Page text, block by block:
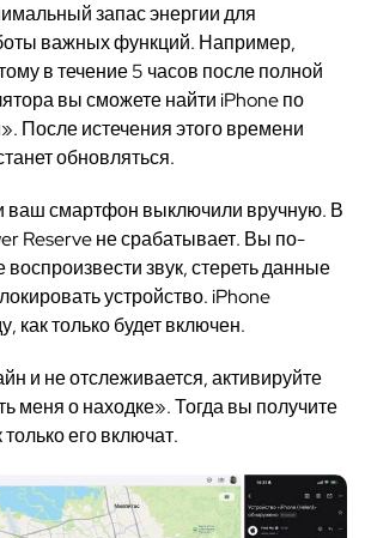
запас энергии для
важных функций. Например,
в течение 5 часов после полной
вы сможете найти iPhone по
После истечения этого времени
обновляться.
ваш смартфон выключили вручную. В
Reserve не срабатывает. Вы по-
звук, стереть данные
устройство. iPhone
как только будет включен.
и не отслеживается, активируйте
меня о находке». Тогда вы получите
его включат.